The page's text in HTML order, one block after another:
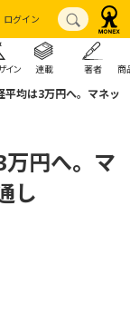
ログイン
イン 連載 著者 商
均は3万円へ。マネッ
円へ。マ
し